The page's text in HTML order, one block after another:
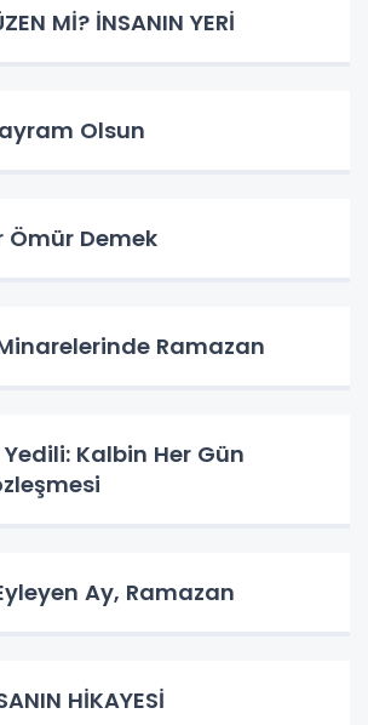
Mİ? İNSANIN YERİ
Olsun
Ömür Demek
Ramazan
Kalbin Her Gün
Ay, Ramazan
HİKAYESİ